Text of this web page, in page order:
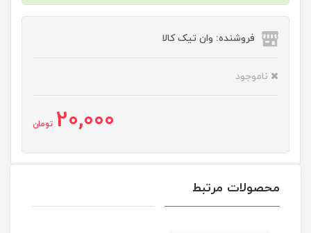
فروشنده: وان تیک کالا
ناموجود
20,000 تومان
محصولات مرتبط